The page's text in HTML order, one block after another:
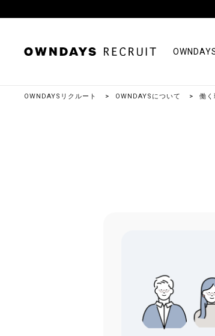
OWNDAYSリクルート OWNDAYSについて 働く